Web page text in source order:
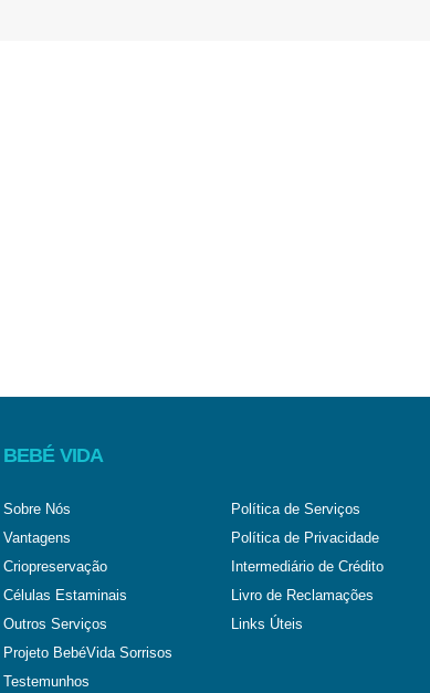
BEBÉ VIDA
Sobre Nós
Vantagens
Criopreservação
Células Estaminais
Outros Serviços
Projeto BebéVida Sorrisos
Testemunhos
Política de Serviços
Política de Privacidade
Intermediário de Crédito
Livro de Reclamações
Links Úteis